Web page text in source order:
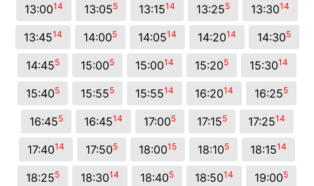
13:0014 13:055 13:1514 13:255 13:3014
13:4514 14:005 14:0514 14:2014 14:305
14:455 15:005 15:0014 15:205 15:3014
15:405 15:555 15:5514 16:2014 16:255
16:455 16:4514 17:005 17:155 17:2514
17:4014 17:505 18:0015 18:105 18:1514
18:255 18:3014 18:405 18:5014 19:005